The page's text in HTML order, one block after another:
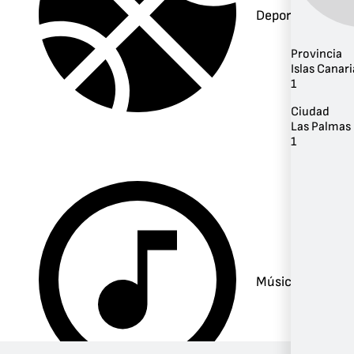
Deportes
Música
Provincia
Islas
1
Ciudad
Las
1